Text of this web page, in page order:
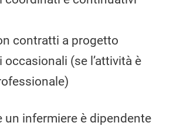
contratti a progetto
occasionali (se l’attività è
un infermiere è dipendente